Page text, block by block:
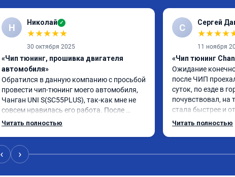
Н Николай ✓
★★★★★
30 октября 2025
«Чип тюнинг, прошивка двигателя
автомобиля»
Обратился в данную компанию с просьбой
провести чип-тюнинг моего автомобиля,
Чанган UNI S(SC55PLUS), так-как мне не
совсем нравилась его работа. После
прошивки, автомобиль стал вести себя
динамичней! Разница до и после
прошивки ощутимая! Огромное СПАСИБО
Читать полностью
С Сергей
★★★★
11 ноября
«Чип тюнинг
Ожидание
после ЧИП
суток, по езде в
почувствовал, на
стала быстрее и
большего.
Читать полностью
‹ ›